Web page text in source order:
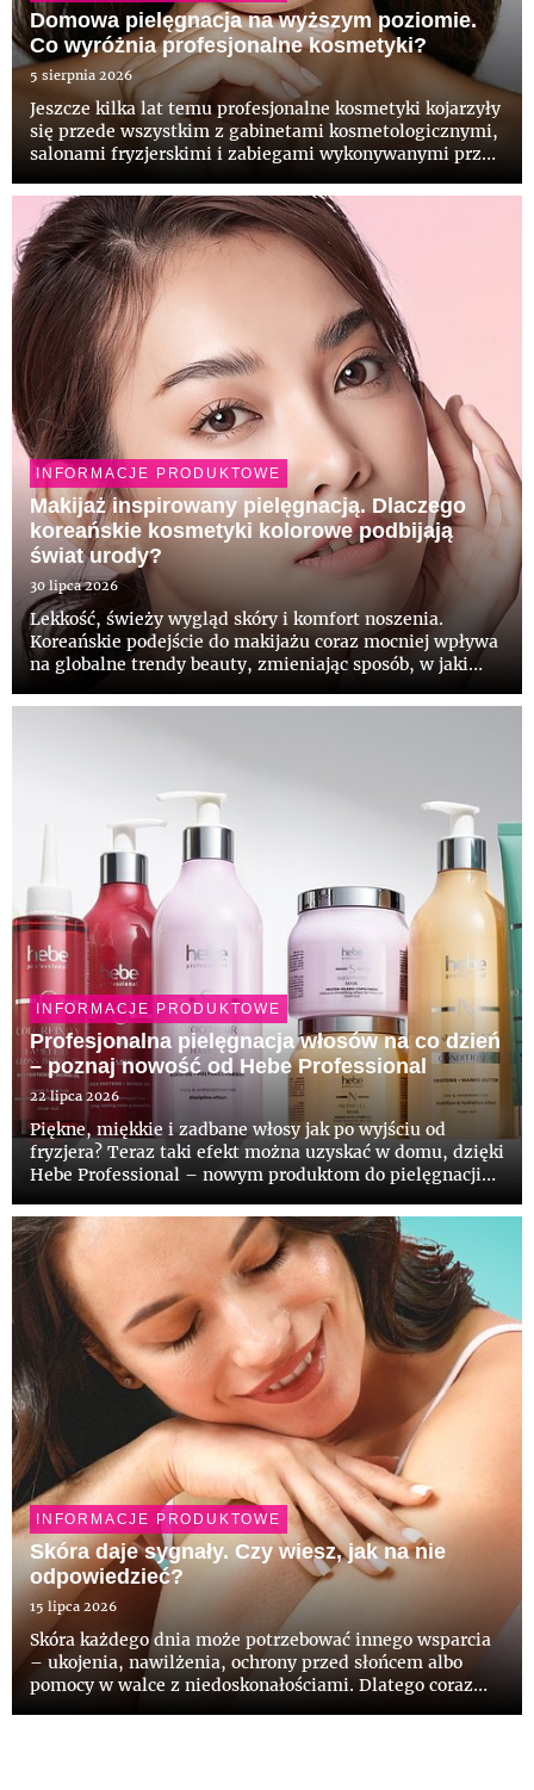
Domowa pielęgnacja na wyższym poziomie.
Co wyróżnia profesjonalne kosmetyki?
5 sierpnia 2026
Jeszcze kilka lat temu profesjonalne kosmetyki kojarzyły
się przede wszystkim z gabinetami kosmetologicznymi,
salonami fryzjerskimi i zabiegami wykonywanymi przez
domowych łazienkach, odpowiadając na potrzeby osób,
...
INFORMACJE PRODUKTOWE
Makijaż inspirowany pielęgnacją. Dlaczego
koreańskie kosmetyki kolorowe podbijają
świat urody?
30 lipca 2026
Lekkość, świeży wygląd skóry i komfort noszenia.
Koreańskie podejście do makijażu coraz mocniej wpływa
na globalne trendy beauty, zmieniając sposób, w jaki
krycia i perfekcyjnie wykonturowanej twarzy, coraz
INFORMACJE PRODUKTOWE
Profesjonalna pielęgnacja włosów na co dzień
– poznaj nowość od Hebe Professional
22 lipca 2026
Piękne, miękkie i zadbane włosy jak po wyjściu od
fryzjera? Teraz taki efekt można uzyskać w domu, dzięki
Hebe Professional – nowym produktom do pielęgnacji
braku objętości, przez puszenie, regenerację, ochronę
koloru po...
INFORMACJE PRODUKTOWE
Skóra daje sygnały. Czy wiesz, jak na nie
odpowiedzieć?
15 lipca 2026
Skóra każdego dnia może potrzebować innego wsparcia
– ukojenia, nawilżenia, ochrony przed słońcem albo
pomocy w walce z niedoskonałościami. Dlatego coraz